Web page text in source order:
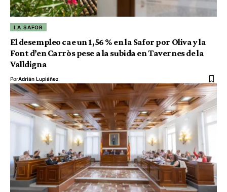
LA SAFOR
El desempleo cae un 1,56 % en la Safor por Oliva y la
Font d’en Carròs pese a la subida en Tavernes de la
Valldigna
PorAdrián Lupiáñez